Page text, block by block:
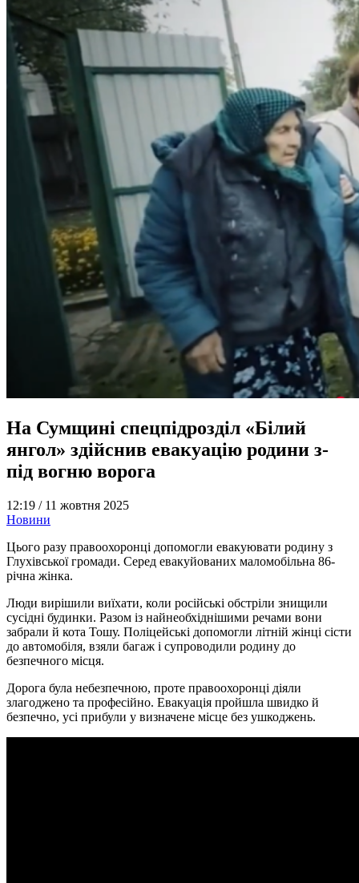
На Сумщині спецпідрозділ «Білий
янгол» здійснив евакуацію родини з-
під вогню ворога
12:19 / 11 жовтня 2025
Новини
Цього разу правоохоронці допомогли евакуювати родину з
Глухівської громади. Серед евакуйованих маломобільна 86-
річна жінка.
Люди вирішили виїхати, коли російські обстріли знищили
сусідні будинки. Разом із найнеобхіднішими речами вони
забрали й кота Тошу. Поліцейські допомогли літній жінці сісти
до автомобіля, взяли багаж і супроводили родину до
безпечного місця.
Дорога була небезпечною, проте правоохоронці діяли
злагоджено та професійно. Евакуація пройшла швидко й
безпечно, усі прибули у визначене місце без ушкоджень.